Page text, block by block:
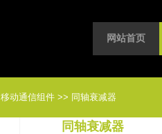
网站首页
移动通信组件>> 同轴衰减器
同轴衰减器